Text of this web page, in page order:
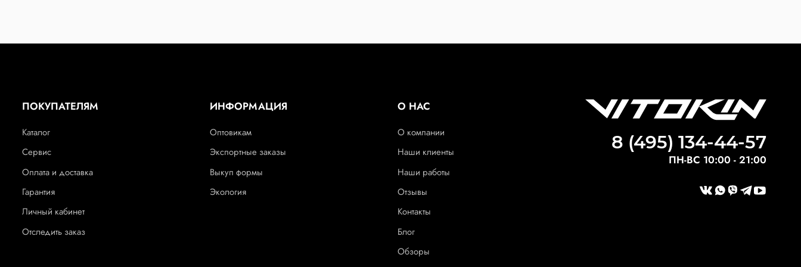
ПОКУПАТЕЛЯМ
Каталог
Сервис
Оплата и доставка
Гарантия
Личный кабинет
Отследить заказ
ИНФОРМАЦИЯ
Оптовикам
Экспортные заказы
Выкуп формы
Экология
О НАС
О компании
Наши клиенты
Наши работы
Отзывы
Контакты
Блог
Обзоры
8 (495) 134-44-57
ПН-ВС 10:00 - 21:00